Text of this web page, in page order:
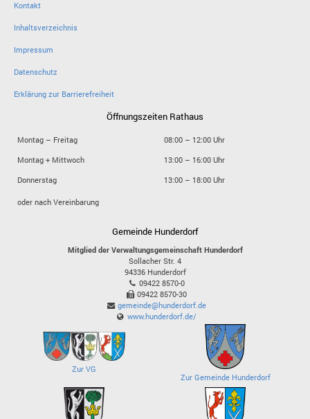
Kontakt
Inhaltsverzeichnis
Impressum
Datenschutz
Erklärung zur Barrierefreiheit
Öffnungszeiten Rathaus
Montag – Freitag
08:00 – 12:00 Uhr
Montag + Mittwoch
13:00 – 16:00 Uhr
Donnerstag
13:00 – 18:00 Uhr
oder nach Vereinbarung
Gemeinde Hunderdorf
Mitglied der Verwaltungsgemeinschaft Hunderdorf
Sollacher Str. 4
94336 Hunderdorf
09422 8570-0
09422 8570-30
gemeinde@hunderdorf.de
www.hunderdorf.de/
Zur VG
Zur Gemeinde Hunderdorf